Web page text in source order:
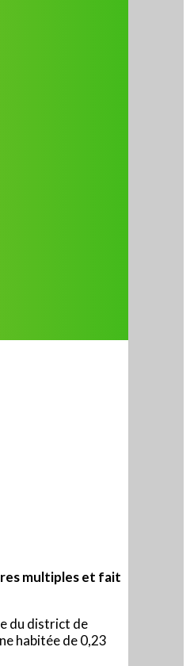
multiples et fait
du district de
habitée de 0,23